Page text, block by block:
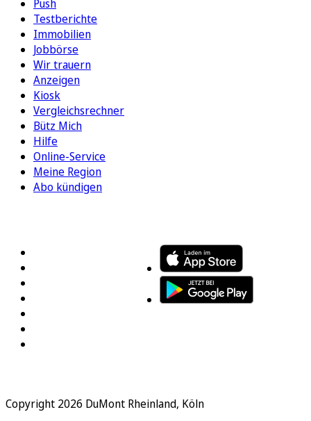
Push
Testberichte
Immobilien
Jobbörse
Wir trauern
Anzeigen
Kiosk
Vergleichsrechner
Bütz Mich
Hilfe
Online-Service
Meine Region
Abo kündigen
Copyright 2026 DuMont Rheinland, Köln